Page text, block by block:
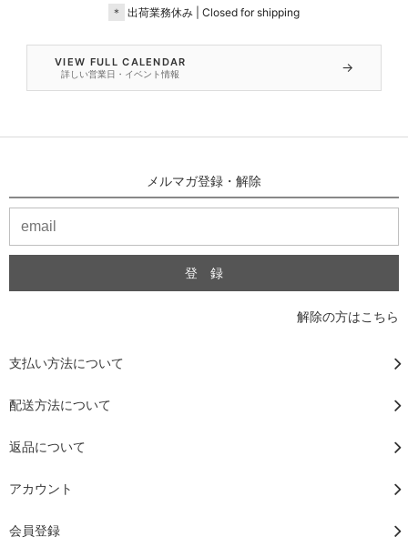
＊
出荷業務休み | Closed for shipping
VIEW FULL CALENDAR
詳しい営業日・イベント情報 →
メルマガ登録・解除
解除の方はこちら
支払い方法について
配送方法について
返品について
アカウント
会員登録